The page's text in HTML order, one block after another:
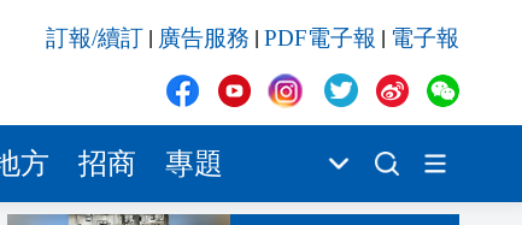
訂報/續訂 廣告服務 PDF電子報 電子報
方 招商 專題